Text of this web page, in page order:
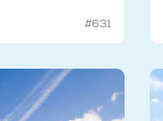
#631